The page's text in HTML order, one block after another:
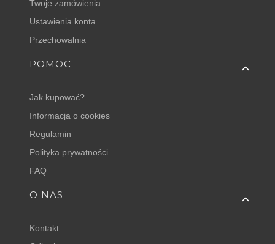
Twoje zamówienia
Ustawienia konta
Przechowalnia
POMOC
Jak kupować?
Informacja o cookies
Regulamin
Polityka prywatności
FAQ
O NAS
Kontakt